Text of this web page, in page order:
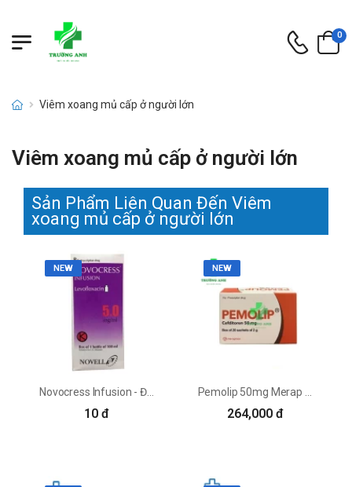
0
Viêm xoang mủ cấp ở người lớn
Viêm xoang mủ cấp ở người lớn
Sản Phẩm Liên Quan Đến Viêm
xoang mủ cấp ở người lớn
NEW
Novocress Infusion - Đặc trị viêm xoang, viêm phế quản
10 đ
NEW
264,000 đ